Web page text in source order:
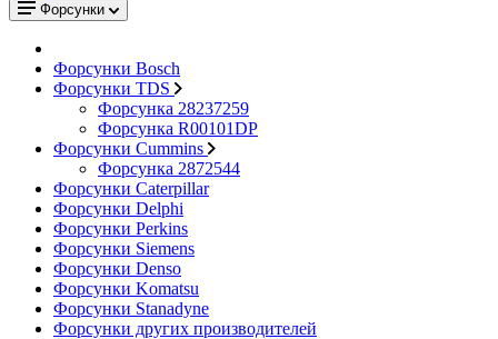
Форсунки
Форсунки Bosch
Форсунки TDS
Форсунка 28237259
Форсунка R00101DP
Форсунки Cummins
Форсунка 2872544
Форсунки Caterpillar
Форсунки Delphi
Форсунки Perkins
Форсунки Siemens
Форсунки Denso
Форсунки Komatsu
Форсунки Stanadyne
Форсунки других производителей